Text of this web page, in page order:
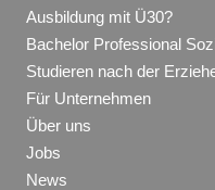
Ausbildung mit Ü30?
Bachelor Professional
Studieren nach der
Für Unternehmen
Über uns
Jobs
News